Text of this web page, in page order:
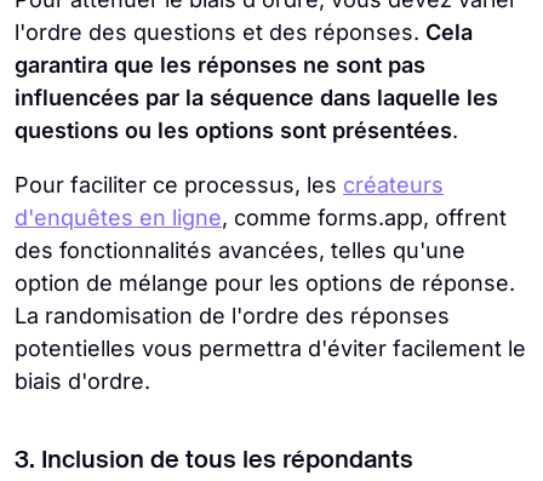
l'ordre des questions et des réponses. Cela
garantira que les réponses ne sont pas
influencées par la séquence dans laquelle les
questions ou les options sont présentées.
Pour faciliter ce processus, les créateurs
d'enquêtes en ligne, comme forms.app, offrent
des fonctionnalités avancées, telles qu'une
option de mélange pour les options de réponse.
La randomisation de l'ordre des réponses
potentielles vous permettra d'éviter facilement le
biais d'ordre.
3. Inclusion de tous les répondants